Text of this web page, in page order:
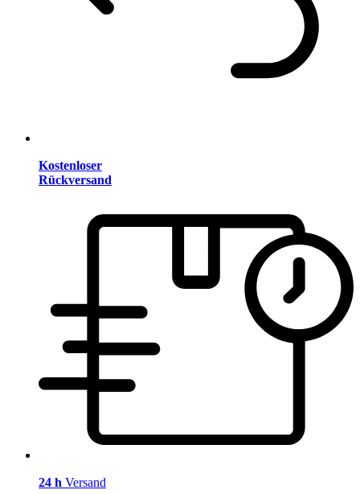
Kostenloser
Rückversand
24 h Versand